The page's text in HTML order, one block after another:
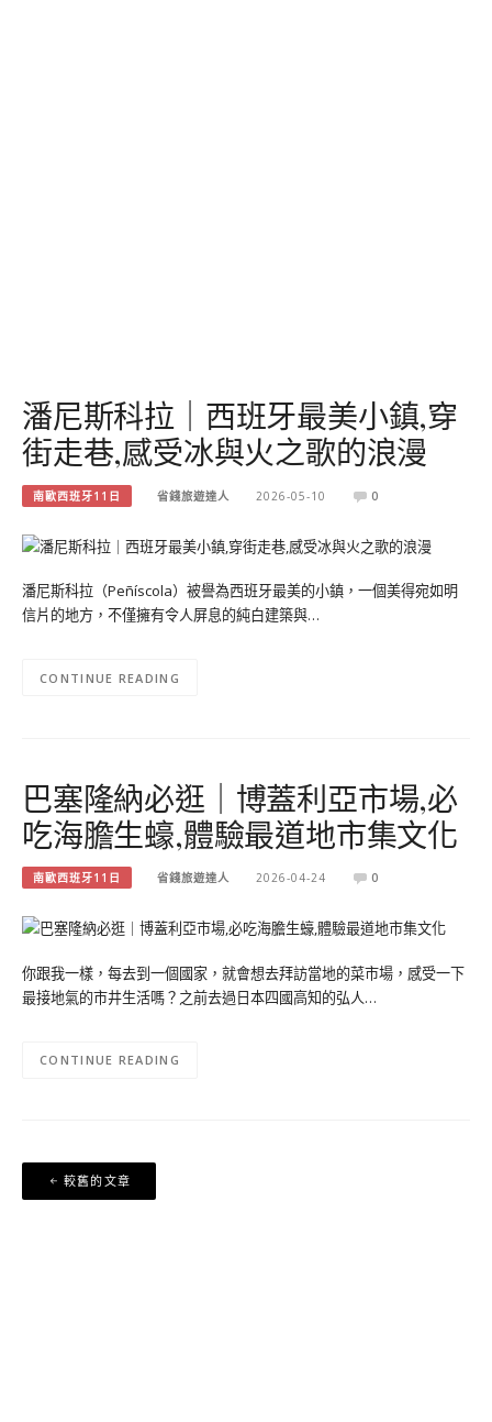
潘尼斯科拉｜西班牙最美小鎮,穿
街走巷,感受冰與火之歌的浪漫
南歐西班牙11日 省錢旅遊達人 2026-05-10 0
潘尼斯科拉（Peñíscola）被譽為西班牙最美的小鎮，一個美得宛如明
信片的地方，不僅擁有令人屏息的純白建築與…
CONTINUE READING
巴塞隆納必逛｜博蓋利亞市場,必
吃海膽生蠔,體驗最道地市集文化
南歐西班牙11日 省錢旅遊達人 2026-04-24 0
你跟我一樣，每去到一個國家，就會想去拜訪當地的菜市場，感受一下
最接地氣的市井生活嗎？之前去過日本四國高知的弘人…
CONTINUE READING
文
章
較舊的文章